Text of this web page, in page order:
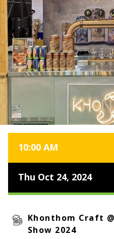
10:00 AM
Thu Oct 24, 2024
Khonthom Craft
Show 2024